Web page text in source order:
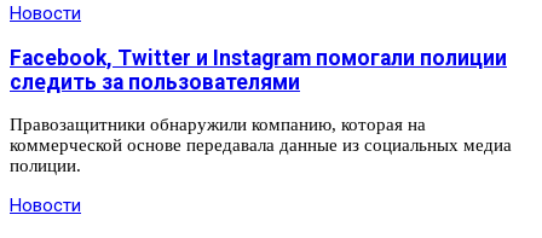
Новости
Facebook, Twitter и Instagram помогали полиции
следить за пользователями
Правозащитники обнаружили компанию, которая на
коммерческой основе передавала данные из социальных медиа
полиции.
Новости